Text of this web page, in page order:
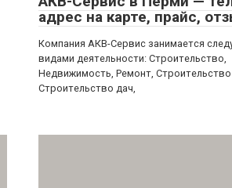
адрес на карте, прайс,
Компания АКВ-Сервис занимается
видами деятельности: Строительство,
Недвижимость, Ремонт, Строительство
Строительство дач,